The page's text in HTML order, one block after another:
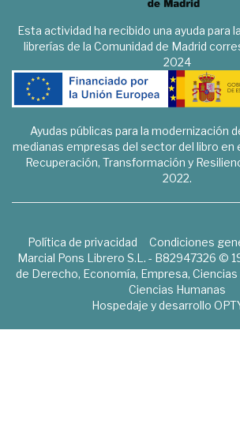
Esta actividad ha recibido una ayuda para
librerías de la Comunidad de Madrid
2024
Ayudas públicas para la modernización
medianas empresas del sector del libro en
Recuperación, Transformación y
2022.
Política de privacidad Condiciones
Marcial Pons Librero S.L. - B82947326 ©
de Derecho, Economía, Empresa,
Ciencias Humanas
Hospedaje y desarrollo